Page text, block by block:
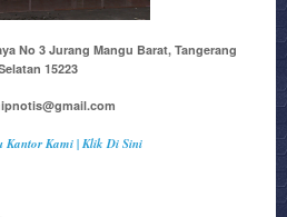
No 3 Jurang Mangu Barat, Tangerang
15223
Kantor Kami | Klik Di Sini